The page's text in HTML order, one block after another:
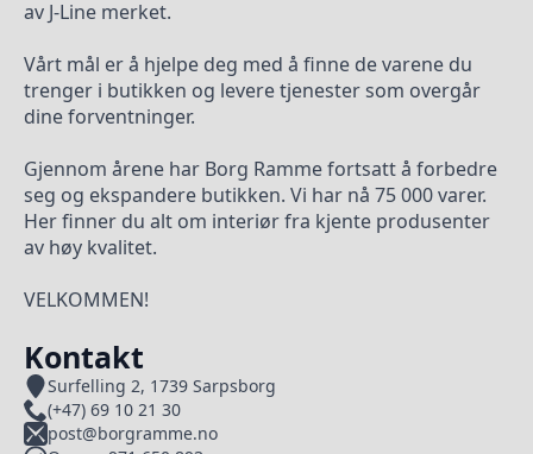
av J-Line merket.
Vårt mål er å hjelpe deg med å finne de varene du
trenger i butikken og levere tjenester som overgår
dine forventninger.
Gjennom årene har Borg Ramme fortsatt å forbedre
seg og ekspandere butikken. Vi har nå 75 000 varer.
Her finner du alt om interiør fra kjente produsenter
av høy kvalitet.
VELKOMMEN!
Kontakt
Surfelling 2, 1739 Sarpsborg
(+47) 69 10 21 30
post@borgramme.no